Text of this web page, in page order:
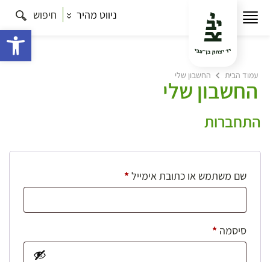
ניווט מהיר חיפוש
עמוד הבית החשבון שלי
החשבון שלי
התחברות
שם משתמש או כתובת אימייל*חובה
סיסמה *חובה